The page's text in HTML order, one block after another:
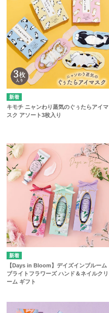
キモチ ニャンわり蒸気のぐぅたらアイマ
スク アソート3枚入り
【Days in Bloom】デイズインブルーム
ブライトフラワーズ ハンド＆ネイルクリ
ーム ギフト